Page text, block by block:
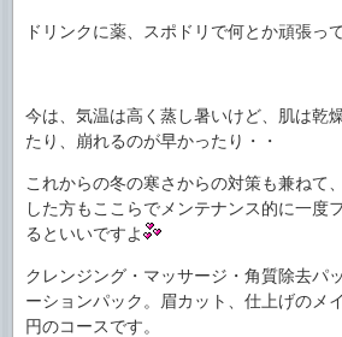
ドリンクに薬、スポドリで何とか頑張っ
今は、気温は高く蒸し暑いけど、肌は乾
たり、崩れるのが早かったり・・
これからの冬の寒さからの対策も兼ねて
した方もここらでメンテナンス的に一度
るといいですよ
クレンジング・マッサージ・角質除去パ
ーションパック。眉カット、仕上げのメ
円のコースです。